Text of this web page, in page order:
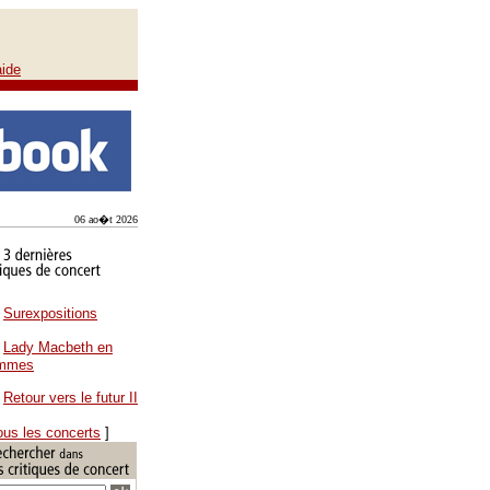
06 ao�t 2026
Surexpositions
Lady Macbeth en
Retour vers le futur II
les concerts ]